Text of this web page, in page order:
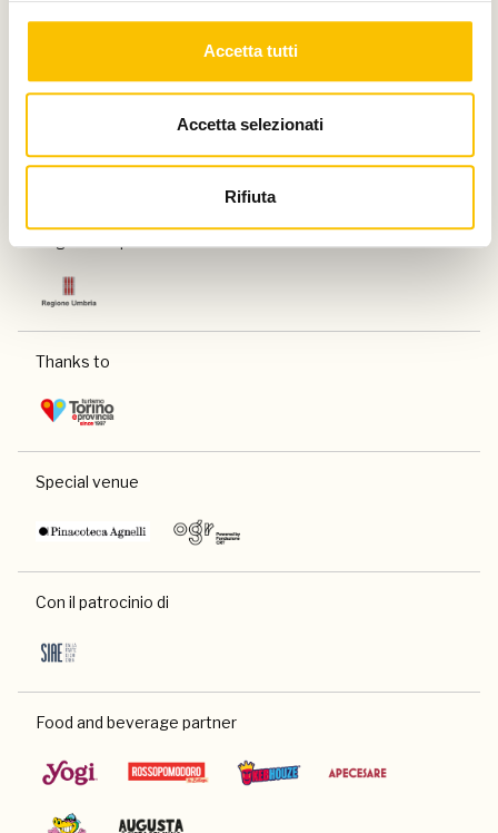
Accetta tutti
Accetta selezionati
Rifiuta
Paese ospite d'onore
Regione ospite d'onore
Thanks to
Special venue
Con il patrocinio di
Food and beverage partner